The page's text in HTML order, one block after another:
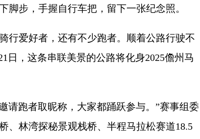
脚步，手握自行车把，留下一张纪念照。
爱好者，还有不少跑者。顺着公路行驶不
日，这条串联美景的公路将化身2025儋州马
跑者取昵称，大家都踊跃参与。”赛事组委
、林湾探秘景观栈桥、半程马拉松赛道18.5